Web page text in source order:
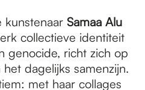
kunstenaar Samaa Alu
collectieve identiteit
genocide, richt zich op
dagelijks samenzijn.
met haar collages